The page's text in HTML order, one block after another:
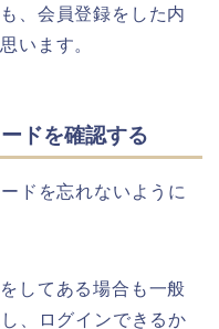
、会員登録をした内
います。
ドを確認する
ドを忘れないように
してある場合も一般
、ログインできるか